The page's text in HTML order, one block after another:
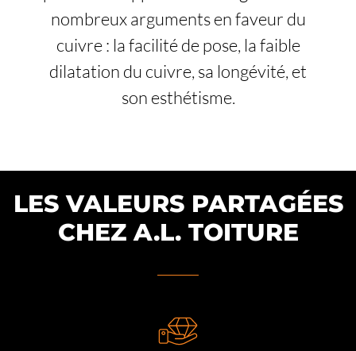
nombreux arguments en faveur du
cuivre : la facilité de pose, la faible
dilatation du cuivre, sa longévité, et
son esthétisme.
LES VALEURS PARTAGÉES
CHEZ A.L. TOITURE